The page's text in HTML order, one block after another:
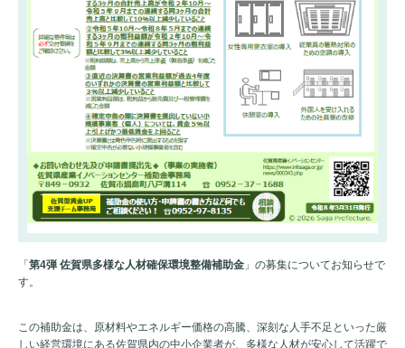
「第4弾 佐賀県多様な人材確保環境整備補助金 」の募集についてお知らせで
す。
この補助金は、原材料やエネルギー価格の高騰、深刻な人手不足といった厳
しい経営環境にある佐賀県内の中小企業者が、多様な人材が安心して活躍で